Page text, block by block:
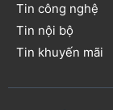
Tin công nghệ
Tin nội bộ
Tin khuyến mãi